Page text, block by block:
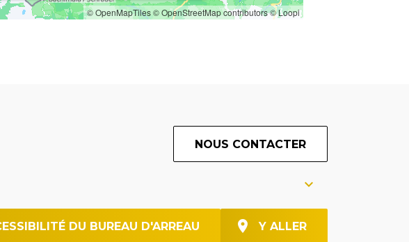
© OpenMapTiles© OpenStreetMap contributors© Loopi
NOUS CONTACTER
DU BUREAU D'ARREAU Y ALLER